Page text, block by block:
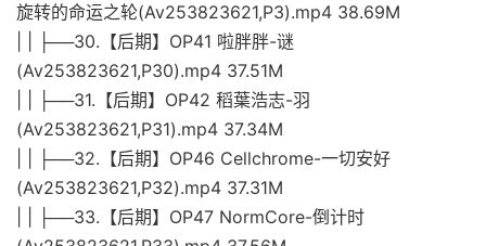
旋转的命运之轮(Av253823621,P3).mp4 38.69M
| | ├──30.【后期】OP41 啦胖胖-谜
(Av253823621,P30).mp4 37.51M
| | ├──31.【后期】OP42 稻葉浩志-羽
(Av253823621,P31).mp4 37.34M
| | ├──32.【后期】OP46 Cellchrome-一切安好
(Av253823621,P32).mp4 37.31M
| | ├──33.【后期】OP47 NormCore-倒计时